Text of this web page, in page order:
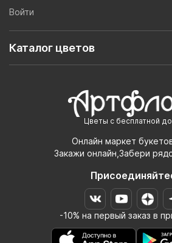
Цветы с бесплатной
Онлайн маркет
Закажи онлайн,Забери
-10% на первый заказ в
Войти
Каталог цветов